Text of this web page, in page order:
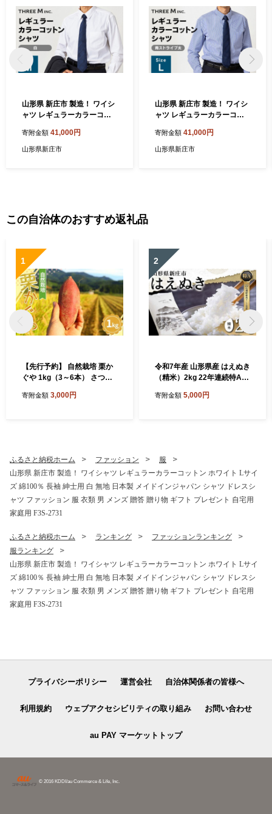
山形県 新庄市 製造！ ワイシ
ャツ レギュラーカラーコッ
0％ 長袖 紳士用 白 無地 日本
製 メイドインジャパン シャ
寄附金額 41,000円
山形県新庄市
山形県 新庄市 製造！ ワイシ
ャツ レギュラーカラーコッ
イズ 綿100％ 長袖 紳士用 日
本製 メイドインジャパン シ
寄附金額 41,000円
山形県新庄市
この自治体のおすすめ返礼品
1
【先行予約】 自然栽培 栗か
ぐや 1kg（3～6本） さつま
庄市 F3S-2636
寄附金額 3,000円
2
令和7年産 山形県産 はえぬき
（精米）2kg 22年連続特A受
庄市 F3S-2648
寄附金額 5,000円
ふるさと納税ホーム ファッション
服
山形県 新庄市 製造！ ワイシャツ レギュラーカラーコットン ホワイト Lサイ
ズ 綿100％ 長袖 紳士用 白 無地 日本製 メイドインジャパン シャツ ドレスシ
ャツ ファッション 服 衣類 男 メンズ 贈答 贈り物 ギフト プレゼント 自宅用
家庭用 F3S-2731
ふるさと納税ホーム ランキング
ファッションランキング
服ランキング
山形県 新庄市 製造！ ワイシャツ レギュラーカラーコットン ホワイト Lサイ
ズ 綿100％ 長袖 紳士用 白 無地 日本製 メイドインジャパン シャツ ドレスシ
ャツ ファッション 服 衣類 男 メンズ 贈答 贈り物 ギフト プレゼント 自宅用
家庭用 F3S-2731
プライバシーポリシー 運営会社 自治体関係者の皆様へ
利用規約 ウェブアクセシビリティの取り組み お問い合わせ
au PAY マーケットトップ
© 2016 KDDI/au Commerce & Life, Inc.